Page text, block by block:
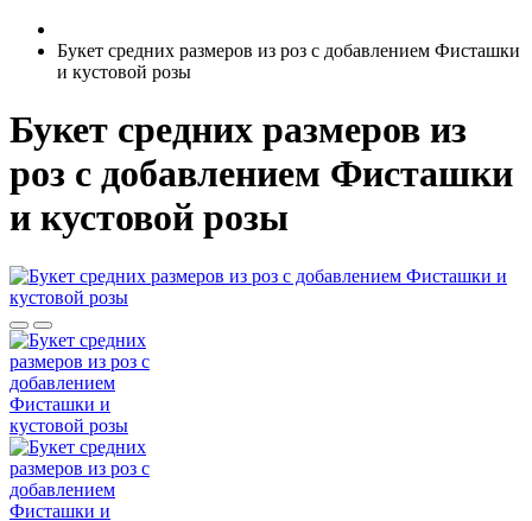
Букет средних размеров из роз c добавлением Фисташки
и кустовой розы
Букет средних размеров из
роз c добавлением Фисташки
и кустовой розы